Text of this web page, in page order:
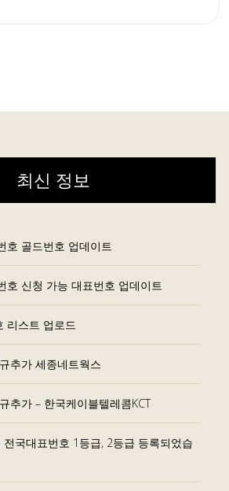
최신 정보
호 골드번호 업데이트
호 신청 가능 대표번호 업데이트
리스트 업로드
추가 세종네트웍스
추가 – 한국케이블텔레콤KCT
전국대표번호 1등급, 2등급 등록되었습